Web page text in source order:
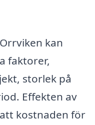
kan
faktorer,
storlek på
Effekten av
kostnaden för